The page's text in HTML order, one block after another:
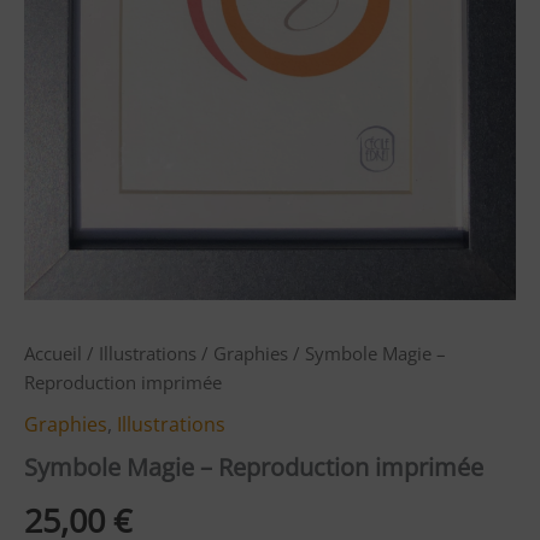
Accueil / Illustrations / Graphies / Symbole Magie –
Reproduction imprimée
Graphies, Illustrations
Symbole Magie – Reproduction imprimée
25,00 €